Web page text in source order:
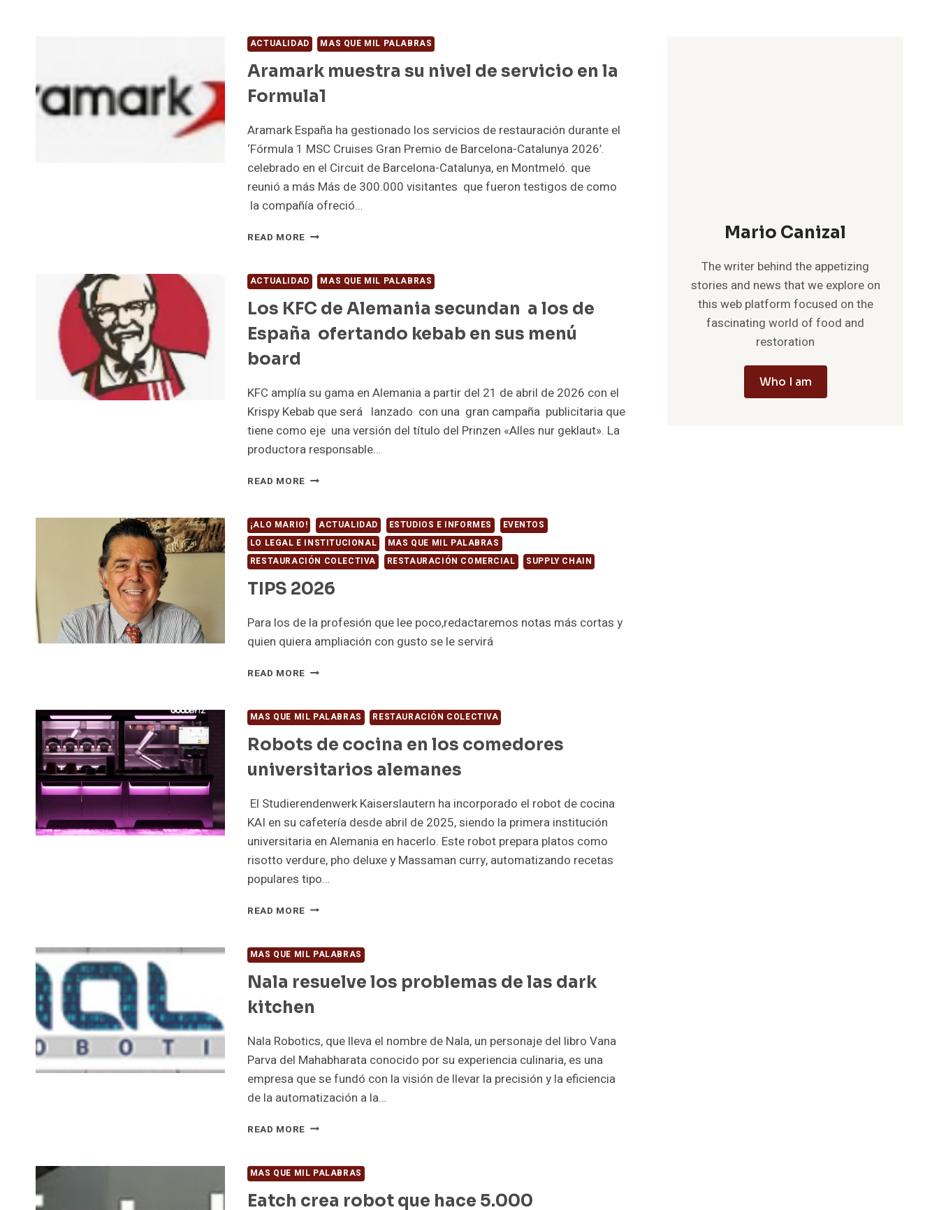
ACTUALIDAD MAS QUE MIL PALABRAS
Aramark muestra su nivel de servicio en la
Formula1
Aramark España ha gestionado los servicios de restauración durante el
‘Fórmula 1 MSC Cruises Gran Premio de Barcelona-Catalunya 2026’.
celebrado en el Circuit de Barcelona-Catalunya, en Montmeló. que
reunió a más Más de 300.000 visitantes que fueron testigos de como
la compañía ofreció…
READ MORE ARAMARK
NIVEL
DE
SERVICIO
LA
ACTUALIDAD MAS QUE MIL PALABRAS
Los KFC de Alemania secundan a los de
España ofertando kebab en sus menú
board
KFC amplía su gama en Alemania a partir del 21 de abril de 2026 con el
Krispy Kebab que será lanzado con una gran campaña publicitaria que
tiene como eje una versión del título del Prinzen «Alles nur geklaut». La
productora responsable…
READ MORE LOS
ALEMANIA
SECUNDAN
A
LOS
DE
ESPAÑA
KEBAB
EN
MENÚ
¡ALO MARIO! ACTUALIDAD ESTUDIOS E INFORMES
EVENTOS
LO LEGAL E INSTITUCIONAL
MAS QUE MIL PALABRAS
RESTAURACIÓN COLECTIVA
RESTAURACIÓN COMERCIAL SUPPLY CHAIN
TIPS 2026
Para los de la profesión que lee poco,redactaremos notas más cortas y
quien quiera ampliación con gusto se le servirá
READ MORE TIPS
MAS QUE MIL PALABRAS RESTAURACIÓN COLECTIVA
Robots de cocina en los comedores
universitarios alemanes
El Studierendenwerk Kaiserslautern ha incorporado el robot de cocina
KAI en su cafetería desde abril de 2025, siendo la primera institución
universitaria en Alemania en hacerlo. Este robot prepara platos como
risotto verdure, pho deluxe y Massaman curry, automatizando recetas
populares tipo…
READ MORE ROBOTS
EN
LOS
COMEDORES
ALEMANES
MAS QUE MIL PALABRAS
Nala resuelve los problemas de las dark
kitchen
Nala Robotics, que lleva el nombre de Nala, un personaje del libro Vana
Parva del Mahabharata conocido por su experiencia culinaria, es una
empresa que se fundó con la visión de llevar la precisión y la eficiencia
de la automatización a la…
READ MORE NALA
PROBLEMAS
DE
LAS
MAS QUE MIL PALABRAS
Eatch crea robot que hace 5.000
Mario Canizal
The writer behind the appetizing
stories and news that we explore on
this web platform focused on the
fascinating world of food and
restoration
Who I am